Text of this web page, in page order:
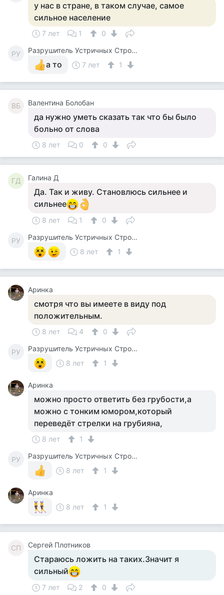
у нас в стране, в таком случае, самое
сильное население
7 лет 1 0
РУ Разрушитель Устричных Строевых Стереотипов
а то 7 лет 1
ВБ Валентина Болобан
да нужно уметь сказать так что бы было
больно от слова
8 лет 0 0
ГД Галина Д
Да. Так и живу. Становлюсь сильнее и
сильнее
8 лет 1 0
РУ
Разрушитель Устричных Строевых Стереотипов
8 лет
1
Аринка
смотря что вы имеете в виду под
положительным.
8 лет 4 0
РУ
Разрушитель Устричных Строевых Стереотипов
8 лет
1
Аринка
можно просто ответить без грубости,а
можно с тонким юмором,который
переведёт стрелки на грубияна,
8 лет 1
РУ
Разрушитель Устричных Строевых Стереотипов
8 лет
1
Аринка
8 лет
1
CП Cергей Плотников
Стараюсь ложить на таких.Значит я
сильный
7 лет 2 0